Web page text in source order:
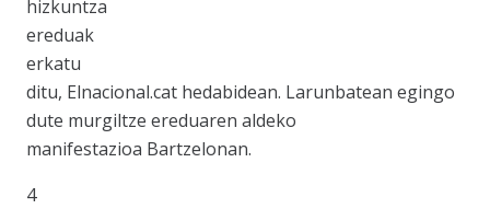
hizkuntza
ereduak
erkatu
ditu, Elnacional.cat hedabidean. Larunbatean egingo
dute murgiltze ereduaren aldeko
manifestazioa Bartzelonan.
4